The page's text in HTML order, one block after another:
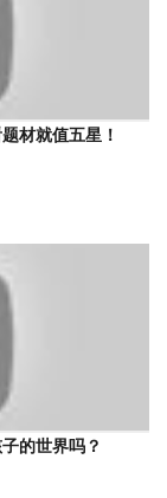
材就值五星！
的世界吗？